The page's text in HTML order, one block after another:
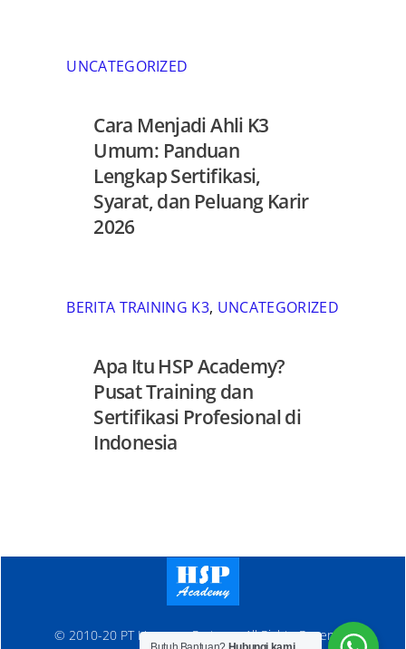
UNCATEGORIZED
Cara Menjadi Ahli K3
Umum: Panduan
Lengkap Sertifikasi,
Syarat, dan Peluang Karir
2026
BERITA TRAINING K3, UNCATEGORIZED
Apa Itu HSP Academy?
Pusat Training dan
Sertifikasi Profesional di
Indonesia
© 2010-20 PT Hanosen Pratama. All Rights Reserved